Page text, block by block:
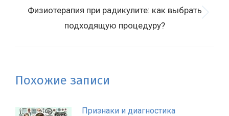
Следующая
запись:
Физиотерапия при радикулите: как выбрать
подходящую процедуру?
Похожие записи
Признаки и диагностика